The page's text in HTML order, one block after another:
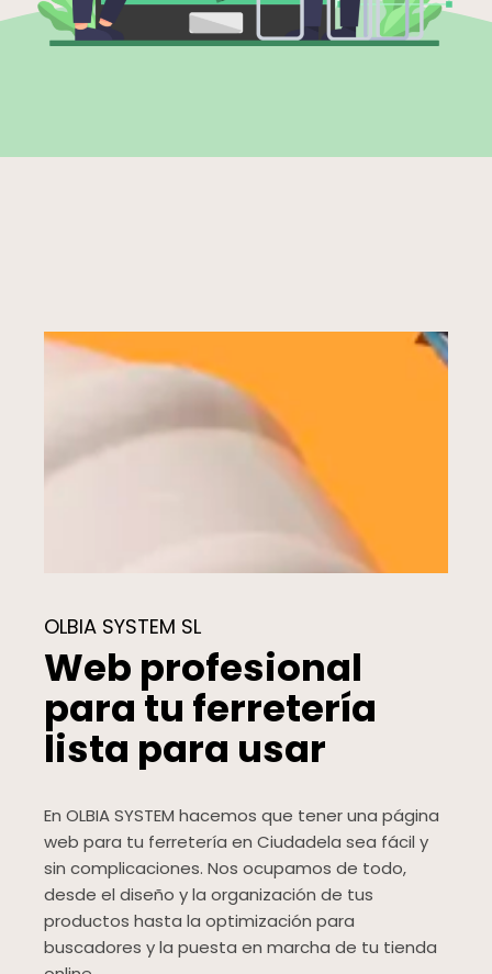
OLBIA SYSTEM SL
Web profesional
para tu ferretería
lista para usar
En OLBIA SYSTEM hacemos que tener una página
web para tu ferretería en Ciudadela sea fácil y
sin complicaciones. Nos ocupamos de todo,
desde el diseño y la organización de tus
productos hasta la optimización para
buscadores y la puesta en marcha de tu tienda